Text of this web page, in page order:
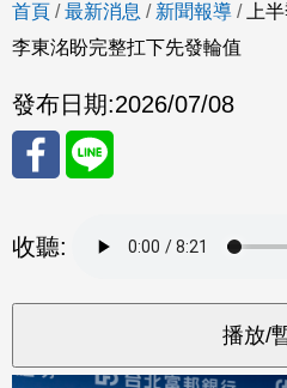
首頁 /最新消息 / 新聞報導 /
上
李東洺盼完整扛下先發輪值
發布日期:2026/07/08
至
Fac
eBo
收聽: